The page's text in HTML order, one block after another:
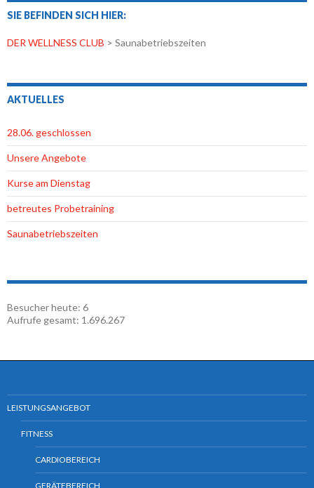
SIE BEFINDEN SICH HIER:
DER WELLNESS CLUB > Saunabetriebszeiten
AKTUELLES
28.06. geschlossen
Unsere Angebote
Kurse am Dienstag
betreutes Probetraining
Saunabetriebszeiten
Besucher heute: 6
Aufrufe gesamt: 1.696.267
LEISTUNGSANGEBOT
FITNESS
CARDIOBEREICH
GERÄTEBEREICH